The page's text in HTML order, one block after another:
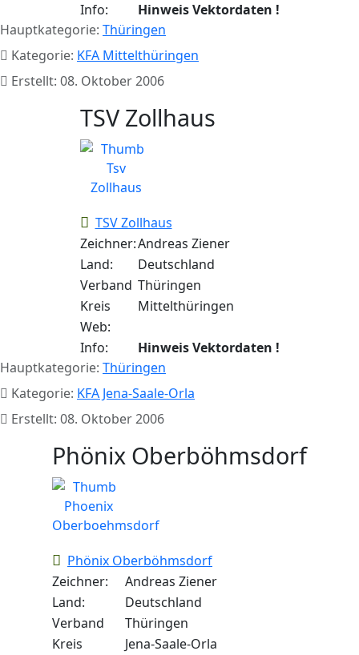
Info:
Hinweis Vektordaten !
Hauptkategorie: Thüringen
Kategorie: KFA Mittelthüringen
Erstellt: 08. Oktober 2006
TSV Zollhaus
TSV Zollhaus
Zeichner:Andreas Ziener
Land:
Deutschland
Verband Thüringen
Kreis
Mittelthüringen
Web:
Info:
Hinweis Vektordaten !
Hauptkategorie: Thüringen
Kategorie: KFA Jena-Saale-Orla
Erstellt: 08. Oktober 2006
Phönix Oberböhmsdorf
Phönix Oberböhmsdorf
Zeichner:
Andreas Ziener
Land:
Deutschland
Verband
Thüringen
Kreis
Jena-Saale-Orla